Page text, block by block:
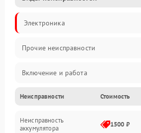
Электроника
Прочие неисправности
Включение и работа
Работа с нагрузкой
Звук и индикация
Неисправности Стоимость
Неисправность
аккумулятора
1500 ₽